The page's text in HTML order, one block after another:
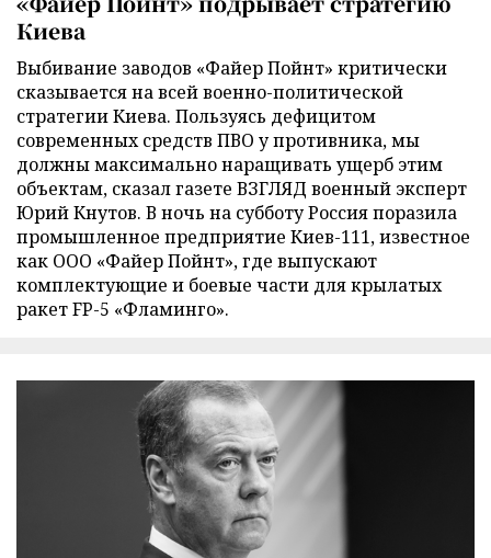
Киева
Выбивание заводов «Файер Пойнт» критически
сказывается на всей военно-политической
стратегии Киева. Пользуясь дефицитом
современных средств ПВО у противника, мы
должны максимально наращивать ущерб этим
объектам, сказал газете ВЗГЛЯД военный эксперт
Юрий Кнутов. В ночь на субботу Россия поразила
промышленное предприятие Киев-111, известное
как ООО «Файер Пойнт», где выпускают
комплектующие и боевые части для крылатых
ракет FP-5 «Фламинго».